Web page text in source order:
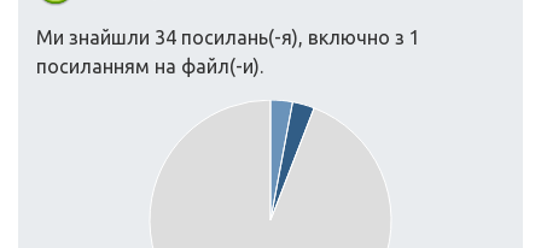
Ми знайшли 34 посилань(-я), включно з 1
посиланням на файл(-и).